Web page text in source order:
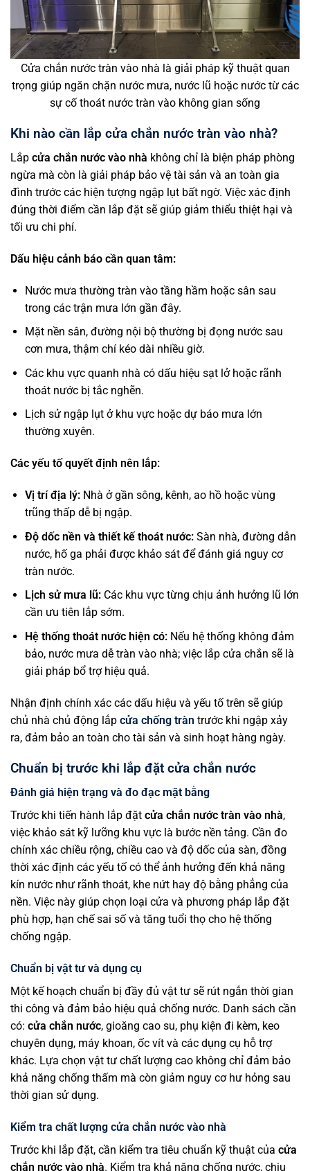
Cửa chắn nước tràn vào nhà là giải pháp kỹ thuật quan
trọng giúp ngăn chặn nước mưa, nước lũ hoặc nước từ các
sự cố thoát nước tràn vào không gian sống
Khi nào cần lắp cửa chắn nước tràn vào nhà?
Lắp cửa chắn nước vào nhà không chỉ là biện pháp phòng
ngừa mà còn là giải pháp bảo vệ tài sản và an toàn gia
đình trước các hiện tượng ngập lụt bất ngờ. Việc xác định
đúng thời điểm cần lắp đặt sẽ giúp giảm thiểu thiệt hại và
tối ưu chi phí.
Dấu hiệu cảnh báo cần quan tâm:
Nước mưa thường tràn vào tầng hầm hoặc sân sau
trong các trận mưa lớn gần đây.
Mặt nền sân, đường nội bộ thường bị đọng nước sau
cơn mưa, thậm chí kéo dài nhiều giờ.
Các khu vực quanh nhà có dấu hiệu sạt lở hoặc rãnh
thoát nước bị tắc nghẽn.
Lịch sử ngập lụt ở khu vực hoặc dự báo mưa lớn
thường xuyên.
Các yếu tố quyết định nên lắp:
Vị trí địa lý:Nhà ở gần sông, kênh, ao hồ hoặc vùng
trũng thấp dễ bị ngập.
Độ dốc nền và thiết kế thoát nước:Sàn nhà, đường dẫn
nước, hố ga phải được khảo sát để đánh giá nguy cơ
tràn nước.
Lịch sử mưa lũ:Các khu vực từng chịu ảnh hưởng lũ lớn
cần ưu tiên lắp sớm.
Hệ thống thoát nước hiện có:Nếu hệ thống không đảm
bảo, nước mưa dễ tràn vào nhà; việc lắp cửa chắn sẽ là
giải pháp bổ trợ hiệu quả.
Nhận định chính xác các dấu hiệu và yếu tố trên sẽ giúp
chủ nhà chủ động lắp cửa chống tràn trước khi ngập xảy
ra, đảm bảo an toàn cho tài sản và sinh hoạt hàng ngày.
Chuẩn bị trước khi lắp đặt cửa chắn nước
Đánh giá hiện trạng và đo đạc mặt bằng
Trước khi tiến hành lắp đặt cửa chắn nước tràn vào nhà,
việc khảo sát kỹ lưỡng khu vực là bước nền tảng. Cần đo
chính xác chiều rộng, chiều cao và độ dốc của sàn, đồng
thời xác định các yếu tố có thể ảnh hưởng đến khả năng
kín nước như rãnh thoát, khe nứt hay độ bằng phẳng của
nền. Việc này giúp chọn loại cửa và phương pháp lắp đặt
phù hợp, hạn chế sai số và tăng tuổi thọ cho hệ thống
chống ngập.
Chuẩn bị vật tư và dụng cụ
Một kế hoạch chuẩn bị đầy đủ vật tư sẽ rút ngắn thời gian
thi công và đảm bảo hiệu quả chống nước. Danh sách cần
có: cửa chắn nước, gioăng cao su, phụ kiện đi kèm, keo
chuyên dụng, máy khoan, ốc vít và các dụng cụ hỗ trợ
khác. Lựa chọn vật tư chất lượng cao không chỉ đảm bảo
khả năng chống thấm mà còn giảm nguy cơ hư hỏng sau
thời gian sử dụng.
Kiểm tra chất lượng cửa chắn nước vào nhà
Trước khi lắp đặt, cần kiểm tra tiêu chuẩn kỹ thuật của cửa
chắn nước vào nhà. Kiểm tra khả năng chống nước, chịu